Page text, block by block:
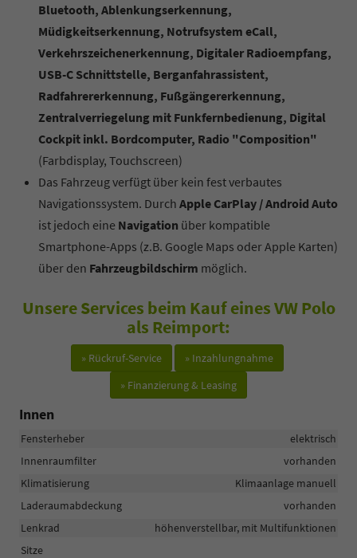
Bluetooth, Ablenkungserkennung,
Müdigkeitserkennung, Notrufsystem eCall,
Verkehrszeichenerkennung, Digitaler Radioempfang,
USB-C Schnittstelle, Berganfahrassistent,
Radfahrererkennung, Fußgängererkennung,
Zentralverriegelung mit Funkfernbedienung, Digital
Cockpit inkl. Bordcomputer, Radio "Composition"
(Farbdisplay, Touchscreen)
Das Fahrzeug verfügt über kein fest verbautes
Navigationssystem. Durch Apple CarPlay / Android Auto
ist jedoch eine Navigation über kompatible
Smartphone-Apps (z.B. Google Maps oder Apple Karten)
über den Fahrzeugbildschirm möglich.
Unsere Services beim Kauf eines VW Polo
als Reimport:
» Rückruf-Service
» Inzahlungnahme
» Finanzierung & Leasing
Innen
Fensterheber
elektrisch
Innenraumfilter
vorhanden
Klimatisierung
Klimaanlage manuell
Laderaumabdeckung
vorhanden
Lenkrad
höhenverstellbar, mit Multifunktionen
Sitze